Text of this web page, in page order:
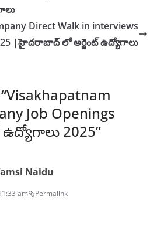
Direct Walk in interviews
|హైదరాబాద్ లో అర్జెంట్ ఉద్యోగాలు
Visakhapatnam
Job Openings
2025”
Naidu
am Permalink